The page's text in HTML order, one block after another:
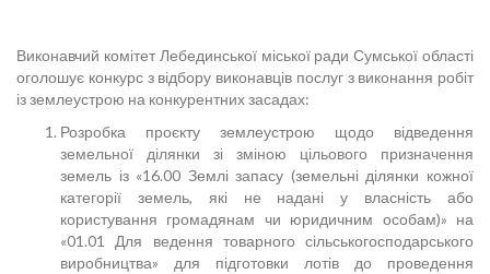
Виконавчий комітет Лебединської міської ради Сумської області
оголошує конкурс з відбору виконавців послуг з виконання робіт
із землеустрою на конкурентних засадах:
Розробка проєкту землеустрою щодо відведення
земельної ділянки зі зміною цільового призначення
земель із «16.00 Землі запасу (земельні ділянки кожної
категорії земель, які не надані у власність або
користування громадянам чи юридичним особам)» на
«01.01 Для ведення товарного сільськогосподарського
виробництва» для підготовки лотів до проведення